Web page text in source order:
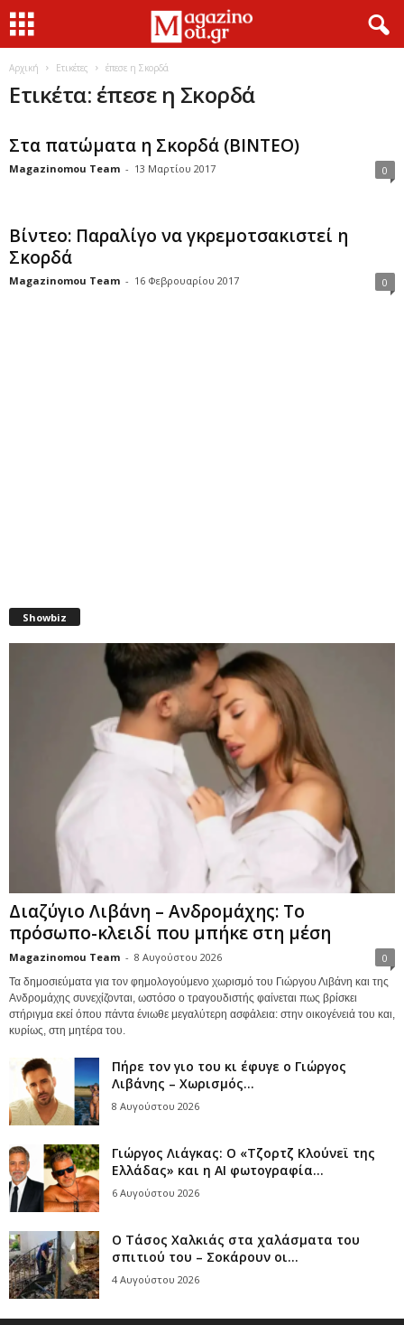
Αρχική Ετικέτες έπεσε η Σκορδά
Ετικέτα: έπεσε η Σκορδά
Στα πατώματα η Σκορδά (ΒΙΝΤΕΟ)
Magazinomou Team - 13 Μαρτίου 2017 0
Βίντεο: Παραλίγο να γκρεμοτσακιστεί η
Σκορδά
Magazinomou Team - 16 Φεβρουαρίου 2017 0
Showbiz
Διαζύγιο Λιβάνη – Ανδρομάχης: Το
πρόσωπο-κλειδί που μπήκε στη μέση
Magazinomou Team - 8 Αυγούστου 2026 0
Τα δημοσιεύματα για τον φημολογούμενο χωρισμό του Γιώργου Λιβάνη και της
Ανδρομάχης συνεχίζονται, ωστόσο ο τραγουδιστής φαίνεται πως βρίσκει
στήριγμα εκεί όπου πάντα ένιωθε μεγαλύτερη ασφάλεια: στην οικογένειά του και,
κυρίως, στη μητέρα του.
Πήρε τον γιο του κι έφυγε ο Γιώργος
Λιβάνης – Χωρισμός...
8 Αυγούστου 2026
Γιώργος Λιάγκας: Ο «Τζορτζ Κλούνεϊ της
Ελλάδας» και η AI φωτογραφία...
6 Αυγούστου 2026
Ο Τάσος Χαλκιάς στα χαλάσματα του
σπιτιού του – Σοκάρουν οι...
4 Αυγούστου 2026